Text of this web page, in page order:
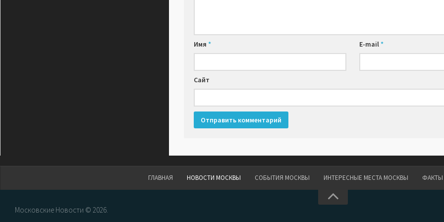
Имя * E-mail*
Сайт
ГЛАВНАЯ НОВОСТИ МОСКВЫ СОБЫТИЯ МОСКВЫ ИНТЕРЕСНЫЕ МЕСТА МОСКВЫ ФАКТЫ
Московские Новости © 2026.